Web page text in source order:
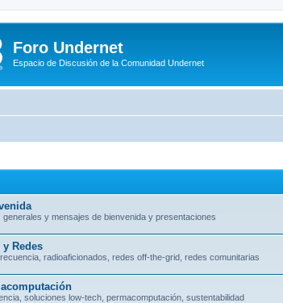
Foro Undernet
Espacio de Discusión de la Comunidad Undernet
y mensajes de bienvenida y presentaciones
Redes
radioaficionados, redes off-the-grid, redes comunitarias
soluciones low-tech, permacomputación, sustentabilidad